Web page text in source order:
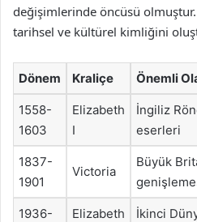
değişimlerinde öncüsü
tarihsel ve kültürel kimliğini
Dönem Kraliçe Önemli
1558-
1603
Elizabeth
I
İngiliz
eserleri
1837-
1901
Victoria
Büyük
1936-
Elizabeth
İkinci